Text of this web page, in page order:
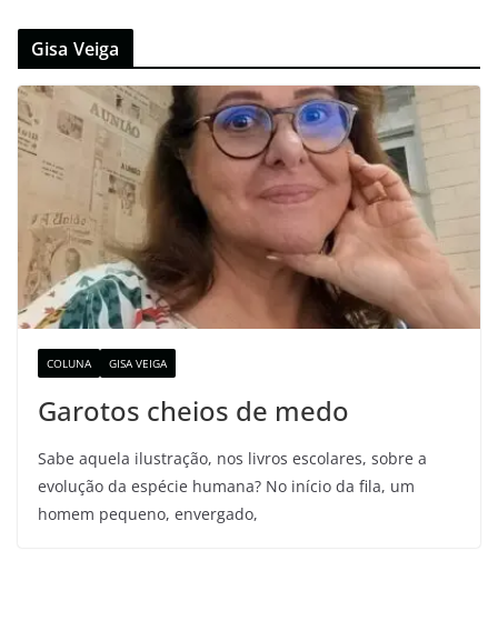
Gisa Veiga
COLUNA GISA VEIGA
Garotos cheios de medo
Sabe aquela ilustração, nos livros escolares, sobre a
evolução da espécie humana? No início da fila, um
homem pequeno, envergado,